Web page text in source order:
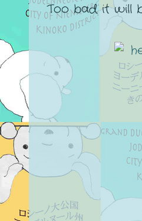
Too bad it will